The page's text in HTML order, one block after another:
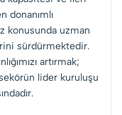
donanımlı
konusunda uzman
sürdürmektedir.
artırmak;
lider kuruluşu